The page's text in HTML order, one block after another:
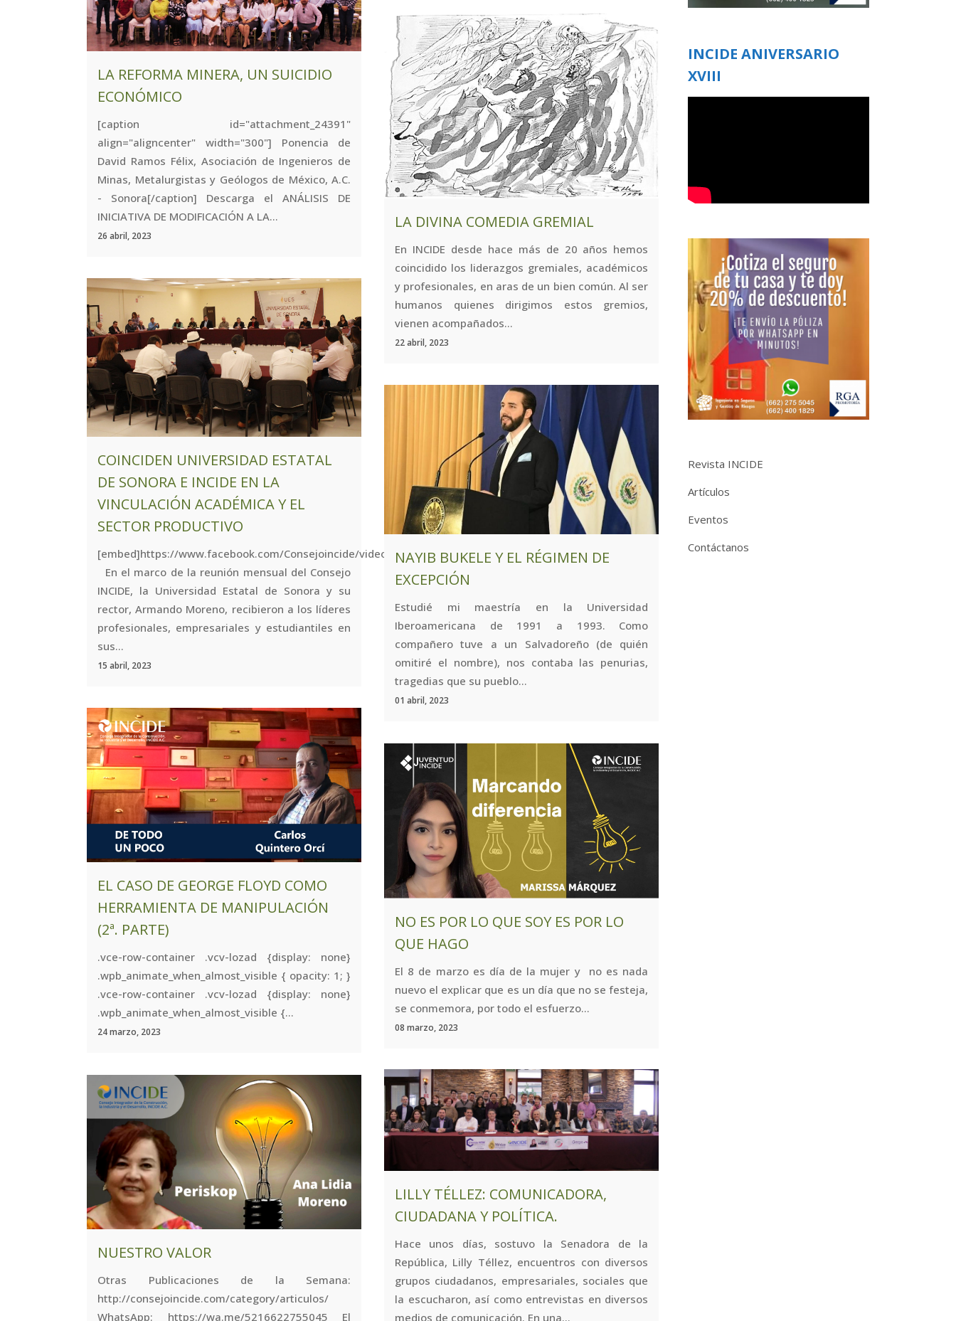
LA REFORMA MINERA, UN SUICIDIO
ECONÓMICO
[caption id="attachment_24391"
align="aligncenter" width="300"] Ponencia de
David Ramos Félix, Asociación de Ingenieros de
Minas, Metalurgistas y Geólogos de México, A.C.
- Sonora[/caption] Descarga el ANÁLISIS DE
INICIATIVA DE MODIFICACIÓN A LA...
26 abril, 2023
LA DIVINA COMEDIA GREMIAL
En INCIDE desde hace más de 20 años hemos
coincidido los liderazgos gremiales, académicos
y profesionales, en aras de un bien común. Al ser
humanos quienes dirigimos estos gremios,
vienen acompañados...
22 abril, 2023
COINCIDEN UNIVERSIDAD ESTATAL
DE SONORA E INCIDE EN LA
VINCULACIÓN ACADÉMICA Y EL
SECTOR PRODUCTIVO
[embed]https://www.facebook.com/Consejoincide/videos/100476123021730[/embed]
En el marco de la reunión mensual del Consejo
INCIDE, la Universidad Estatal de Sonora y su
rector, Armando Moreno, recibieron a los líderes
profesionales, empresariales y estudiantiles en
sus...
15 abril, 2023
NAYIB BUKELE Y EL RÉGIMEN DE
EXCEPCIÓN
Estudié mi maestría en la Universidad
Iberoamericana de 1991 a 1993. Como
compañero tuve a un Salvadoreño (de quién
omitiré el nombre), nos contaba las penurias,
tragedias que su pueblo...
01 abril, 2023
EL CASO DE GEORGE FLOYD COMO
HERRAMIENTA DE MANIPULACIÓN
(2ª. PARTE)
.vce-row-container .vcv-lozad {display: none}
.wpb_animate_when_almost_visible { opacity: 1; }
.vce-row-container .vcv-lozad {display: none}
.wpb_animate_when_almost_visible {...
24 marzo, 2023
NO ES POR LO QUE SOY ES POR LO
QUE HAGO
El 8 de marzo es día de la mujer y no es nada
nuevo el explicar que es un día que no se festeja,
se conmemora, por todo el esfuerzo...
08 marzo, 2023
LILLY TÉLLEZ: COMUNICADORA,
CIUDADANA Y POLÍTICA.
Hace unos días, sostuvo la Senadora de la
República, Lilly Téllez, encuentros con diversos
grupos ciudadanos, empresariales, sociales que
la escucharon, así como entrevistas en diversos
medios de comunicación. En una...
NUESTRO VALOR
Otras Publicaciones de la Semana:
http://consejoincide.com/category/articulos/
WhatsApp: https://wa.me/5216622755045 El
INCIDE ANIVERSARIO
XVIII
Revista INCIDE
Artículos
Eventos
Contáctanos